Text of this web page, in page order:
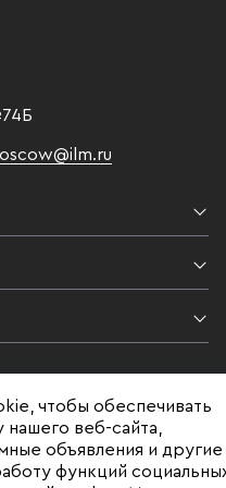
чтобы обеспечивать
веб-сайта,
объявления и другие
функций